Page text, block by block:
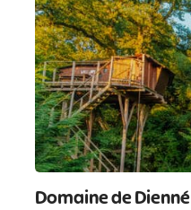
Domaine de Dienné